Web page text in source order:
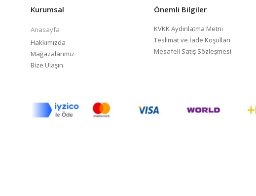
Kurumsal
Anasayfa
Hakkımızda
Mağazalarımız
Bize Ulaşın
Önemli Bilgiler
KVKK Aydınlatma Metni
Teslimat ve İade Koşulları
Mesafeli Satış Sözleşmesi